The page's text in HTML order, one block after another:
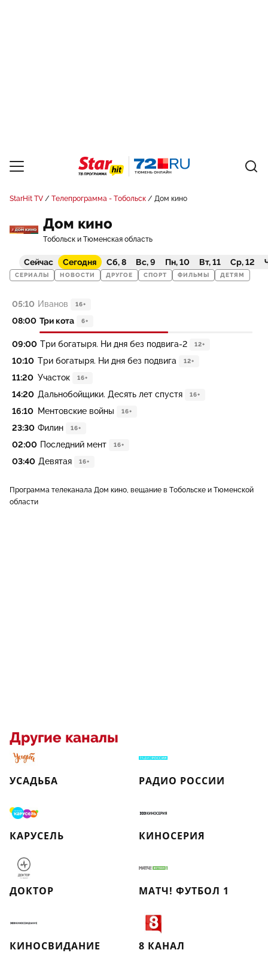
StarHit TV Телепрограмма - Тобольск Дом кино
Дом кино
Тобольск и Тюменская область
Сейчас Сегодня Сб, 8 Вс, 9 Пн, 10 Вт, 11 Ср, 12
СЕРИАЛЫ НОВОСТИ ДРУГОЕ СПОРТ ФИЛЬМЫ ДЕТЯМ
05:10 Иванов 16+
08:00 Три кота 6+
09:00 Три богатыря. Ни дня без подвига-2 12+
10:10 Три богатыря. Ни дня без подвига 12+
11:20 Участок 16+
14:20 Дальнобойщики. Десять лет спустя 16+
16:10 Ментовские войны 16+
23:30 Филин 16+
02:00 Последний мент 16+
03:40 Девятая 16+
Программа телеканала Дом кино, вещание в Тобольске и Тюменской
области
Другие каналы
УСАДЬБА РАДИО РОССИИ
КАРУСЕЛЬ КИНОСЕРИЯ
ДОКТОР МАТЧ! ФУТБОЛ 1
КИНОСВИДАНИЕ 8 КАНАЛ